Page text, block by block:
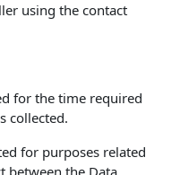
using the contact
for the time required
collected.
for purposes related
between the Data